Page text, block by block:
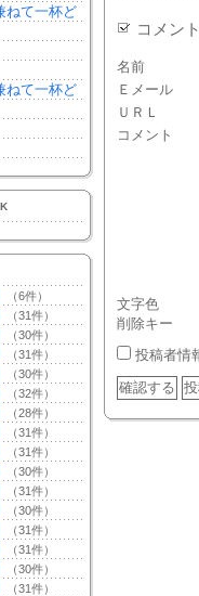
ねて一杯ど
ねて一杯ど
（6件）
（31件）
（30件）
（31件）
（30件）
（32件）
（28件）
（31件）
（31件）
（30件）
（31件）
（30件）
（31件）
（31件）
（30件）
（31件）
コメン
名前
Ｅメール
ＵＲＬ
コメント
文字色
削除キー
投稿者情